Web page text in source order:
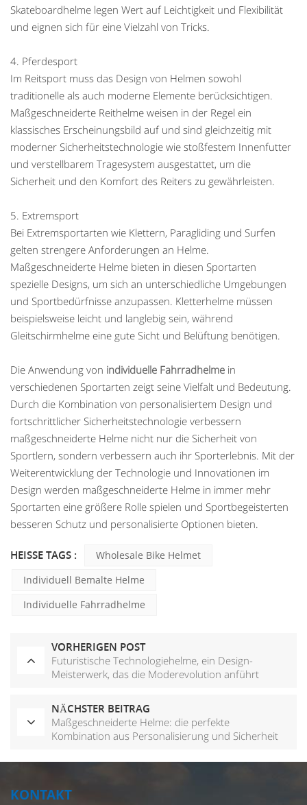
Skateboardhelme legen Wert auf Leichtigkeit und Flexibilität
und eignen sich für eine Vielzahl von Tricks.
4. Pferdesport
Im Reitsport muss das Design von Helmen sowohl
traditionelle als auch moderne Elemente berücksichtigen.
Maßgeschneiderte Reithelme weisen in der Regel ein
klassisches Erscheinungsbild auf und sind gleichzeitig mit
moderner Sicherheitstechnologie wie stoßfestem Innenfutter
und verstellbarem Tragesystem ausgestattet, um die
Sicherheit und den Komfort des Reiters zu gewährleisten.
5. Extremsport
Bei Extremsportarten wie Klettern, Paragliding und Surfen
gelten strengere Anforderungen an Helme.
Maßgeschneiderte Helme bieten in diesen Sportarten
spezielle Designs, um sich an unterschiedliche Umgebungen
und Sportbedürfnisse anzupassen. Kletterhelme müssen
beispielsweise leicht und langlebig sein, während
Gleitschirmhelme eine gute Sicht und Belüftung benötigen.
Die Anwendung von individuelle Fahrradhelme in
verschiedenen Sportarten zeigt seine Vielfalt und Bedeutung.
Durch die Kombination von personalisiertem Design und
fortschrittlicher Sicherheitstechnologie verbessern
maßgeschneiderte Helme nicht nur die Sicherheit von
Sportlern, sondern verbessern auch ihr Sporterlebnis. Mit der
Weiterentwicklung der Technologie und Innovationen im
Design werden maßgeschneiderte Helme in immer mehr
Sportarten eine größere Rolle spielen und Sportbegeisterten
besseren Schutz und personalisierte Optionen bieten.
HEISSE TAGS :
Wholesale Bike Helmet
Individuell Bemalte Helme
Individuelle Fahrradhelme
VORHERIGEN POST
Futuristische Technologiehelme, ein Design-
Meisterwerk, das die Moderevolution anführt
NÄCHSTER BEITRAG
Maßgeschneiderte Helme: die perfekte
Kombination aus Personalisierung und Sicherheit
KONTAKT